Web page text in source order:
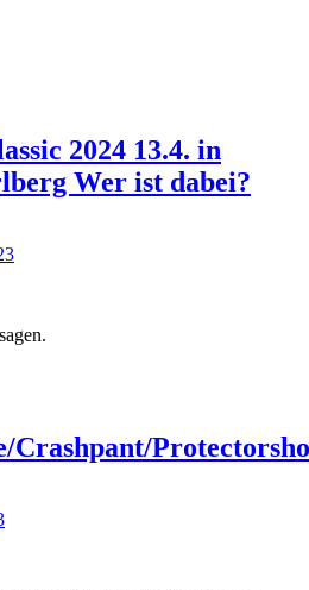
2024 13.4. in
Wer ist dabei?
Crashpant/